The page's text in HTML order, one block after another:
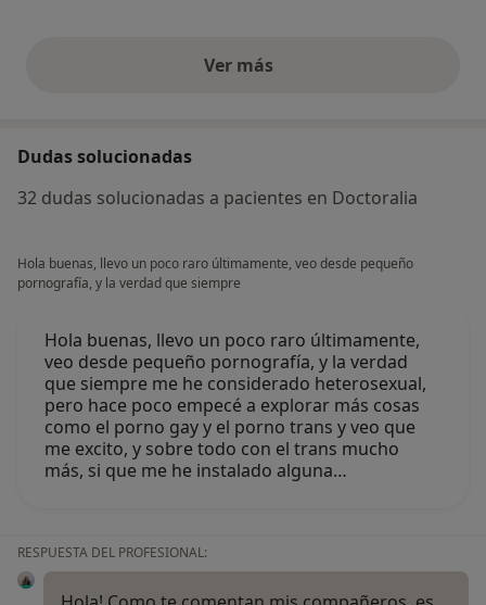
Ver másopiniones anteriores
Dudas solucionadas
32 dudas solucionadas a pacientes en Doctoralia
Hola buenas, llevo un poco raro últimamente, veo desde pequeño
pornografía, y la verdad que siempre
Hola buenas, llevo un poco raro últimamente,
veo desde pequeño pornografía, y la verdad
que siempre me he considerado heterosexual,
pero hace poco empecé a explorar más cosas
como el porno gay y el porno trans y veo que
me excito, y sobre todo con el trans mucho
más, si que me he instalado alguna…
RESPUESTA DEL PROFESIONAL: